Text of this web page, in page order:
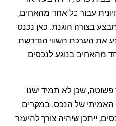
עבור כל אחד מהאחים,
בצורה הוגנת. כאן נכנס
את הערכת השווי הנדרשת
מהאחים בנוגע לנכסים
שכן לא תמיד ישנו
האמיתי של הנכס. במקרים
ייתכן שיהיה צורך להיעזר